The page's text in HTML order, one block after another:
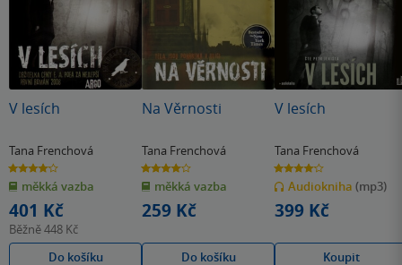
V lesích
Tana Frenchová
4.1
z
5
hvězdiček
měkká vazba
401 Kč
Běžně448 Kč
Do košíku
Na Věrnosti
Tana Frenchová
4.0
z
5
hvězdiček
měkká vazba
259 Kč
Do košíku
V lesích
Tana Frenchová
4.1
z
5
hvězdiček
Audiokniha (mp3)
399 Kč
Koupit